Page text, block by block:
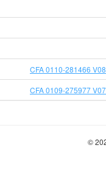
CFA 0110-281466
CFA 0109-275977
©